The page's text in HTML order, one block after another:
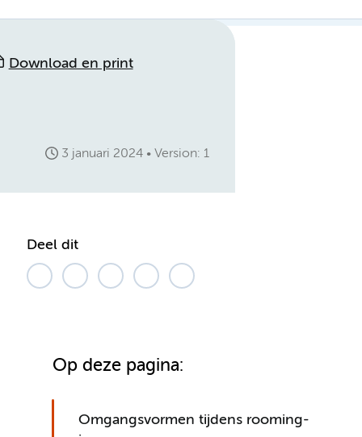
Download en print
3 januari 2024 Version: 1
Deel dit
Op deze pagina:
Omgangsvormen tijdens rooming-